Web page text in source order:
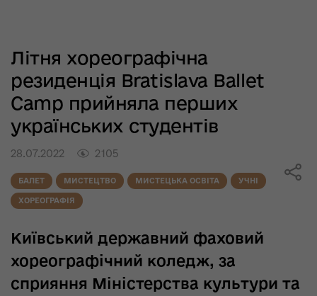
Літня хореографічна
резиденція Bratislava Ballet
Camp прийняла перших
українських студентів
28.07.2022 2105
БАЛЕТ МИСТЕЦТВО МИСТЕЦЬКА ОСВІТА УЧНІ
ХОРЕОГРАФІЯ
Київський державний фаховий
хореографічний коледж, за
сприяння Міністерства культури та